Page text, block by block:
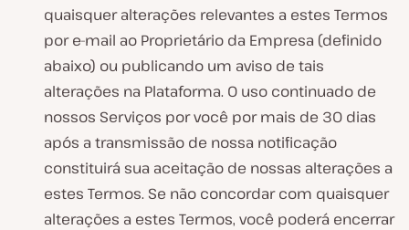
quaisquer alterações relevantes a estes Termos
por e-mail ao Proprietário da Empresa (definido
abaixo) ou publicando um aviso de tais
alterações na Plataforma. O uso continuado de
nossos Serviços por você por mais de 30 dias
após a transmissão de nossa notificação
constituirá sua aceitação de nossas alterações a
estes Termos. Se não concordar com quaisquer
alterações a estes Termos, você poderá encerrar